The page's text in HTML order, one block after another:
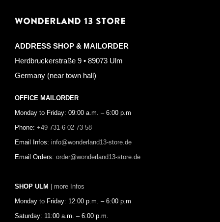
WONDERLAND 13 STORE
ADDRESS SHOP & MAILORDER
Herdbruckerstraße 9 • 89073 Ulm
Germany (near town hall)
OFFICE MAILORDER
Monday to Friday: 09:00 a.m. – 6:00 p.m
Phone: +49 731-6 02 73 58
Email Infos: info@wonderland13-store.de
Email Orders: order@wonderland13-store.de
SHOP ULM | more Infos
Monday to Friday: 12:00 p.m. – 6:00 p.m
Saturday: 11:00 a.m. – 6:00 p.m.